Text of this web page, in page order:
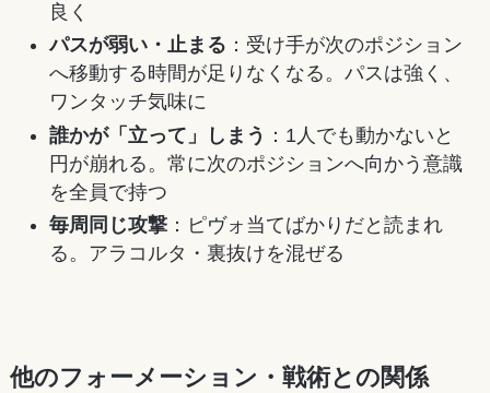
良く
パスが弱い・止まる ：受け手が次のポジション
へ移動する時間が足りなくなる。パスは強く、
ワンタッチ気味に
誰かが「立って」しまう ：1人でも動かないと
円が崩れる。常に次のポジションへ向かう意識
を全員で持つ
毎周同じ攻撃：ピヴォ当てばかりだと読まれ
る。アラコルタ・裏抜けを混ぜる
他のフォーメーション・戦術との関係